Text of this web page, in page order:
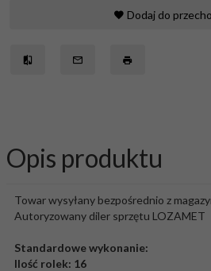
Dodaj do
Opis produktu
Towar wysyłany bezpośrednio z
Autoryzowany diler sprzętu LOZAMET
Standardowe wykonanie:
Ilość rolek: 16